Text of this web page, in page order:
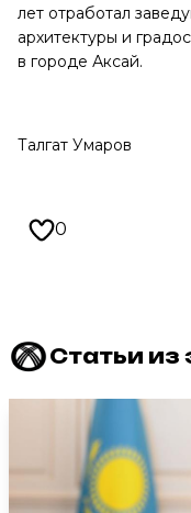
лет отработал
архитектуры и
в городе Аксай.
Талгат Умаров
0
Статьи из